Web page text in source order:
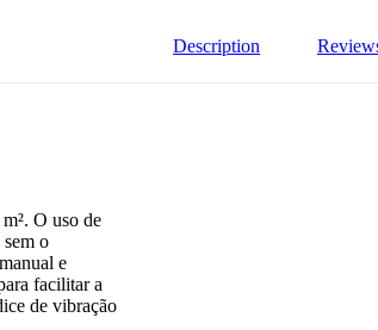
Description
O uso de
o
e
facilitar a
de vibração